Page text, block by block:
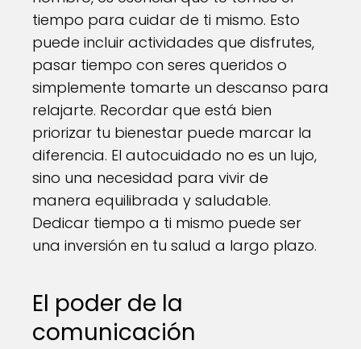
tiempo para cuidar de ti mismo. Esto
puede incluir actividades que disfrutes,
pasar tiempo con seres queridos o
simplemente tomarte un descanso para
relajarte. Recordar que está bien
priorizar tu bienestar puede marcar la
diferencia. El autocuidado no es un lujo,
sino una necesidad para vivir de
manera equilibrada y saludable.
Dedicar tiempo a ti mismo puede ser
una inversión en tu salud a largo plazo.
El poder de la
comunicación